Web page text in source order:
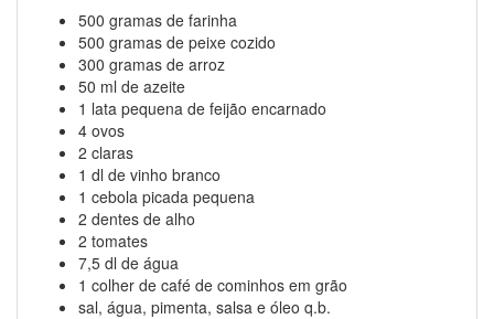
500 gramas de farinha
500 gramas de peixe cozido
300 gramas de arroz
50 ml de azeite
1 lata pequena de feijão encarnado
4 ovos
2 claras
1 dl de vinho branco
1 cebola picada pequena
2 dentes de alho
2 tomates
7,5 dl de água
1 colher de café de cominhos em grão
sal, água, pimenta, salsa e óleo q.b.